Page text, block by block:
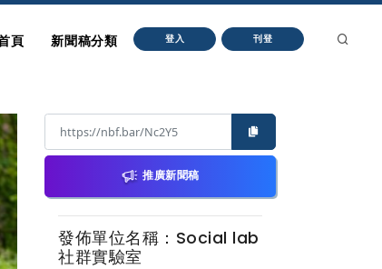
頁 新聞稿分類 登入 刊登
推廣新聞稿
發佈單位名稱：Social lab
社群實驗室